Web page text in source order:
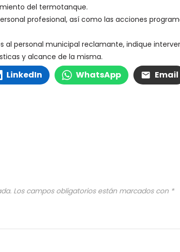
del termotanque.
profesional, así como las acciones
al personal municipal reclamante, indique
y alcance de la misma.
LinkedIn WhatsApp Email
Los campos obligatorios están marcados con *